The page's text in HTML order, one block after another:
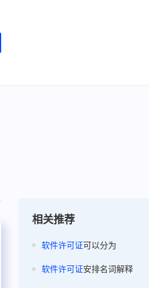
相关推荐
软件许可证 可以分为
软件许可证安排名词解释